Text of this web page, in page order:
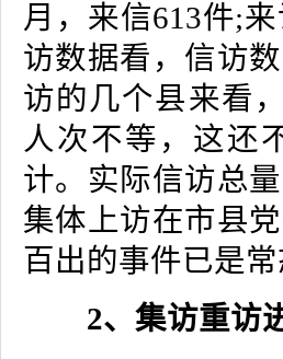
月，来信613件;
访数据看，信访
访的几个县来看
人次不等，这还
计。实际信访总
集体上访在市县
百出的事件已是常
2、集访重访进